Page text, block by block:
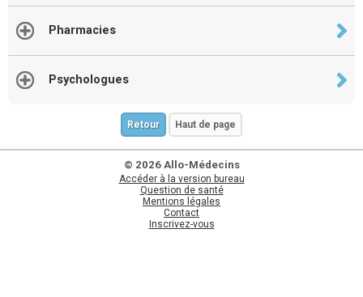
Pharmacies
Psychologues
Retour Haut de page
© 2026 Allo-Médecins
Accéder à la version bureau
Question de santé
Mentions légales
Contact
Inscrivez-vous